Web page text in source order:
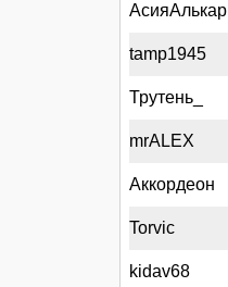
АсияАлькар
tamp1945
Трутень_
mrALEX
Аккордеон
Torvic
kidav68